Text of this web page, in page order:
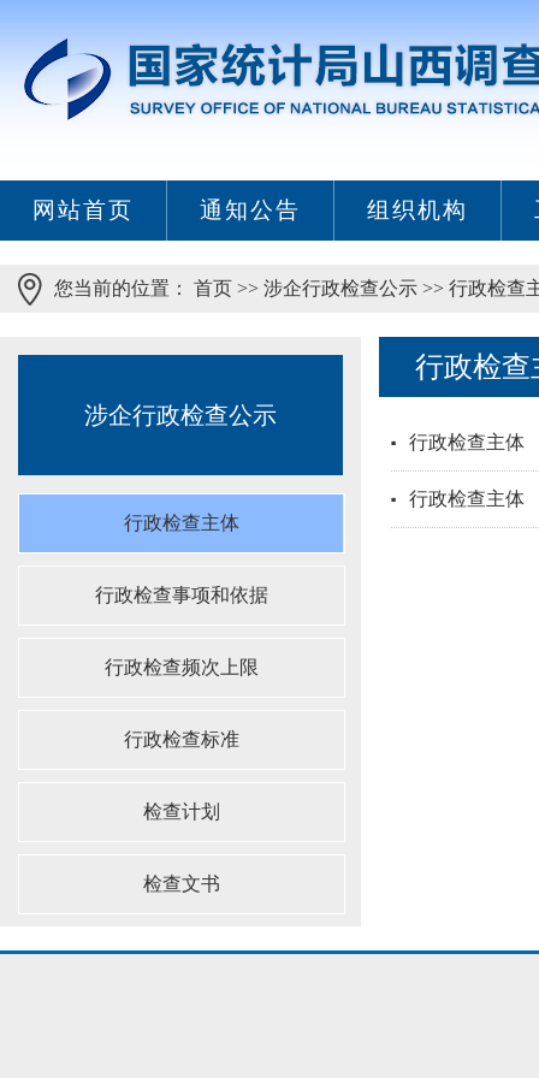
网站首页 通知公告 组织机构
您当前的位置： 首页 >> 涉企行政检查公示 >> 行政检查
涉企行政检查公示
行政检查主体
行政检查事项和依据
行政检查频次上限
行政检查标准
检查计划
检查文书
行政检查
行政检查主体
行政检查主体